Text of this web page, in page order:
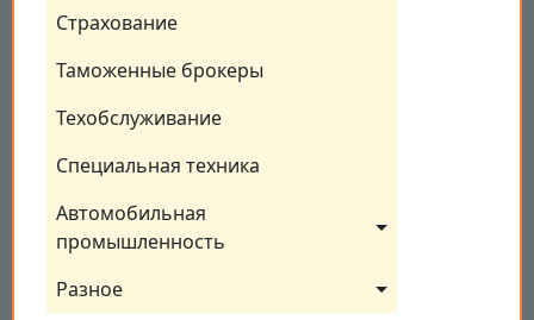
Страхование
Таможенные брокеры
Техобслуживание
Специальная техника
Автомобильная
промышленность
Разное